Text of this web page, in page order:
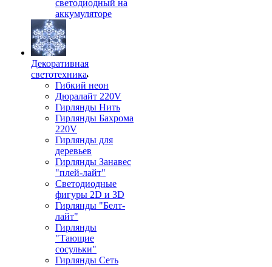
светодиодный на
аккумуляторе
Декоративная
светотехника
Гибкий неон
Дюралайт 220V
Гирлянды Нить
Гирлянды Бахрома
220V
Гирлянды для
деревьев
Гирлянды Занавес
"плей-лайт"
Светодиодные
фигуры 2D и 3D
Гирлянды "Белт-
лайт"
Гирлянды
"Тающие
сосульки"
Гирлянды Сеть